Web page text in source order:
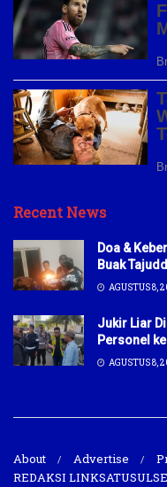
Recent News
Doa &
Buak
AGUSTUS 8,
Jukir Liar
Personel
AGUSTUS 8,
About Advertise
REDAKSI